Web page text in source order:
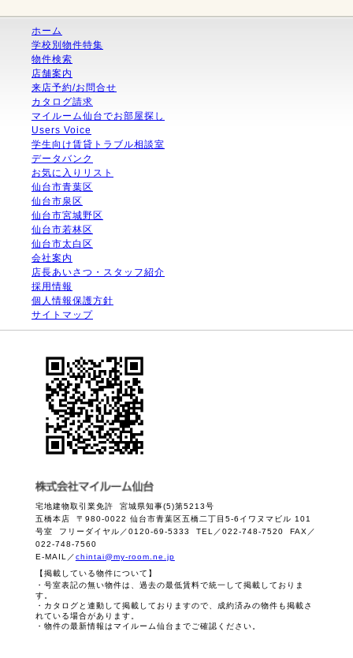
ホーム
学校別物件特集
物件検索
店舗案内
来店予約/お問合せ
カタログ請求
マイルーム仙台でお部屋探し
Users Voice
学生向け賃貸トラブル相談室
データバンク
お気に入りリスト
仙台市青葉区
仙台市泉区
仙台市宮城野区
仙台市若林区
仙台市太白区
会社案内
店長あいさつ・スタッフ紹介
採用情報
個人情報保護方針
サイトマップ
宅地建物取引業免許 宮城県知事(5)第5213号
五橋本店 〒980-0022 仙台市青葉区五橋二丁目5-6イワヌマビル 101
号室 フリーダイヤル／0120-69-5333 TEL／022-748-7520 FAX／
022-748-7560
E-MAIL／chintai@my-room.ne.jp
【掲載している物件について】
・号室表記の無い物件は、過去の最低賃料で統一して掲載しておりま
す。
・カタログと連動して掲載しておりますので、成約済みの物件も掲載さ
れている場合があります。
・物件の最新情報はマイルーム仙台までご確認ください。